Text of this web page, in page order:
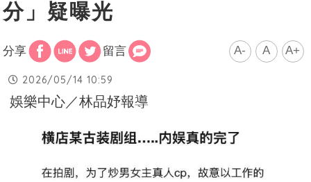
分」疑曝光
分享 留言 A- A A+
2026/05/14 10:59
娛樂中心／林品妤報導